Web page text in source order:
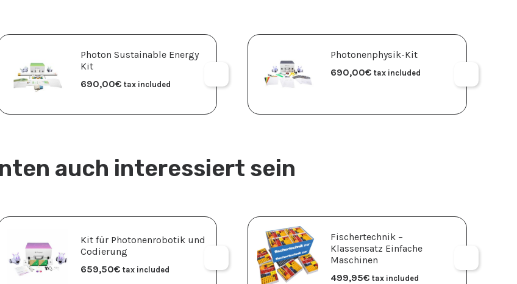
Photon Sustainable Energy
Kit
690,00€ tax included
Photonenphysik-Kit
690,00€ tax included
auch interessiert sein
Kit für Photonenrobotik und
Codierung
659,50€ tax included
Fischertechnik –
Klassensatz Einfache
Maschinen
499,95€ tax included